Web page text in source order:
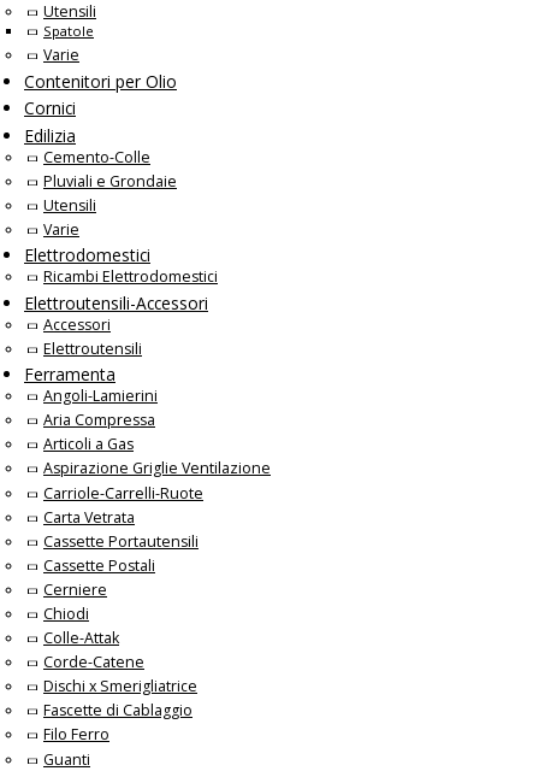
Utensili
Spatole
Varie
Contenitori per Olio
Cornici
Edilizia
Cemento-Colle
Pluviali e Grondaie
Utensili
Varie
Elettrodomestici
Ricambi Elettrodomestici
Elettroutensili-Accessori
Accessori
Elettroutensili
Ferramenta
Angoli-Lamierini
Aria Compressa
Articoli a Gas
Aspirazione Griglie Ventilazione
Carriole-Carrelli-Ruote
Carta Vetrata
Cassette Portautensili
Cassette Postali
Cerniere
Chiodi
Colle-Attak
Corde-Catene
Dischi x Smerigliatrice
Fascette di Cablaggio
Filo Ferro
Guanti